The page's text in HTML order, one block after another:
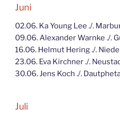
Juni
02.06. Ka Young Lee ./.
09.06. Alexander Warnke ./.
16.06. Helmut Hering ./.
23.06. Eva Kirchner ./.
30.06. Jens Koch ./.
Juli